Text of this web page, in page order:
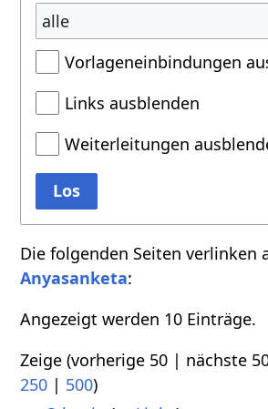
alle
Vorlageneinbindungen
Links ausblenden
Weiterleitungen
Los
Die folgenden Seiten verlinken
Anyasanketa:
Angezeigt werden 10 Einträge.
Zeige (vorherige 50 | nächste
250 | 500)